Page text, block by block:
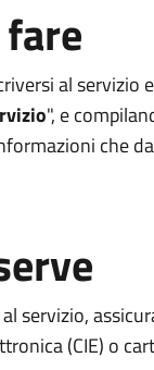
al servizio
", e
che
servizio,
(CIE) o